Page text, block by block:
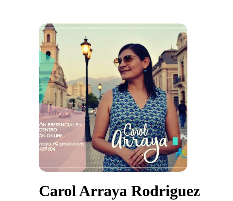
Carol Arraya Rodriguez